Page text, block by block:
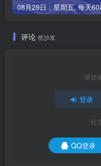
评论 抢沙发
请登
登录
社
QQ登录